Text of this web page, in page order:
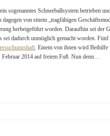
sogenanntes Schneeballsystem betrieben
von einem „tragfähigen
herbeigeführt worden. Daraufhin sei der
sei dadurch unmöglich gemacht worden.
. Einem von ihnen wird
Februar 2014 auf freiem Fuß. Nun denn…